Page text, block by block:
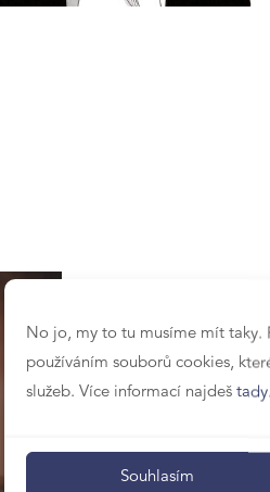
No jo, my to tu musíme mít taky.
používáním souborů cookies,
služeb. Více informací najdeš tady.
Souhlasím